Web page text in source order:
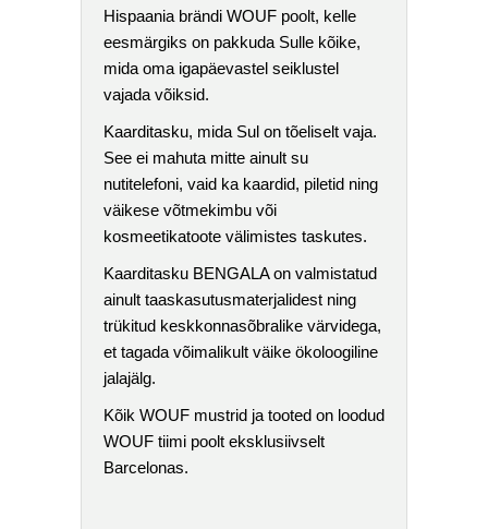
Hispaania brändi WOUF poolt, kelle
eesmärgiks on pakkuda Sulle kõike,
mida oma igapäevastel seiklustel
vajada võiksid.
Kaarditasku, mida Sul on tõeliselt vaja.
See ei mahuta mitte ainult su
nutitelefoni, vaid ka kaardid, piletid ning
väikese võtmekimbu või
kosmeetikatoote välimistes taskutes.
Kaarditasku BENGALA on valmistatud
ainult taaskasutusmaterjalidest ning
trükitud keskkonnasõbralike värvidega,
et tagada võimalikult väike ökoloogiline
jalajälg.
Kõik WOUF mustrid ja tooted on loodud
WOUF tiimi poolt eksklusiivselt
Barcelonas.